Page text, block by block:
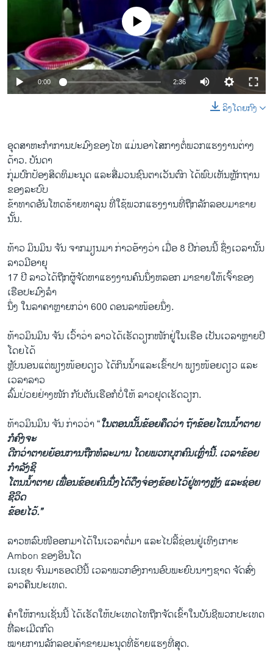
No media source currently available
0:00 2:36
ລິງໂດຍກົງ
ອຸດສາຫະກຳ​ການ​ປະມົງ​ຂອງ​ໄທ ​ແມ່ນອາ​ໄສ​ກາງ​ຕໍ່​ພວກ​ແຮງ​ງານ​ຕ່າງ​
ດ້າວ. ບັນດາ​
ກຸ່ມ​ປົກ​ປ້ອງ​ສິດທິ​ມະນຸດ ​ແລະ​ສື່​ມວນ​ຊົນ​ຕາ​ເວັນ​ຕົກ ໄດ້​ພົບ​ເຫັນ​ຫຼັກ​ຖານ
ຂອງ​ລະບົບ
ຂ້າ​ທາດອັນ​ໂຫດຮ້າຍ​ທາລຸນ​ ​ທີ່​ໃຊ້​ພວກ​ແຮງ​ງານ​ທີ່​ຖືກ​ລັກລອບ​ມາຂາຍ
ນັ້ນ.
ທ້າວ ມິນ​ມິນ ຈັນ ຈາກ​ມຽນມາ ກ່າວ​ອ້າງ​ວ່າ ​ເມື່ອ 8 ປີກ່ອນ​ນີ້ ຊຶ່ງ​ເວລາ​ນັ້ນ​
ລາວ​ມີ​ອາຍຸ
17 ປີ ລາວ​ໄດ້​ຖືກ​ຜູ້​ຈັດ​ຫາ​ແຮງ​ງານ​ຄົນ​ນຶ່ງ​ຫລອກ​ ມາ​ຂາຍ​ໃຫ້​ເຈົ້າ​ຂອງ​
ເຮືອ​ປະມົງ​ລຳ​
ນຶ່ງ ​ໃນ​ລາ​ຄາ​ຫຼາຍ​ກວ່າ 600 ດອນ​ລາ​ໜ້ອຍ​ນຶ່ງ.
ທ້າວ​ມິນ​ມິນ ຈັນ ​ເວົ້າ​ວ່າ ລາວໄດ້​ເຮັດ​ວຽກ​ໜັກ​ຢູ່​ໃນ​ເຮືອ ເປັນ​ເວລາ​ຫຼາຍ​ປີ
​ໂດຍ​ໄດ້
ຫຼັບນອນ​ແຕ່​ພຽງ​ໜ້ອຍ​ດຽວ​ ​ໄດ້​ກິນ​ນ້ຳ​ແລະເຂົ້າປາ ພຽງ​ໜ້ອຍ​ດຽວ ​ແລະ​
ເວລາ​ລາວ
ລົ້ມ​ປ່ວຍຢ່າງ​ໜັກ ກັບຕັນ​ເຮືອ​ກໍບໍ່​ໃຫ້​ ລາວຢຸດ​ເຮັດ​ວຽກ.
ທ້າ​ວມິນ​ມິນ ຈັນ ກ່າວ​ວ່າ “​ໃນ​ຕອນ​ນັ້ນຂ້ອຍ​ຄຶດ​ວ່າ ຖ້າຂ້ອຍໂຕນ​ນ້ຳ​ຕາຍ​
ກໍ​ຄົງ​ຈະ
ດີກ​ວ່າຕາຍ​ຍ້ອນການ​ຖືກ​ທໍລະມານ​ ​ໂດຍພວກ​ບຸກຄົນ​ເຫຼົ່ານີ້​. ​ເວລາ​ຂ້ອຍ​
ກຳລັງ​ຊິ​
ໂຕນ​ນ້ຳ​ຕາຍ ​ເພື່ອນ​ຂ້ອຍ​ຄົນ​ນຶ່ງ​ໄດ້ດຶງ​ຈ່ອງ​ຂ້ອຍ​ໄວ້​ຢູ່​ທາງ​ຫຼັງ ​ແລະ​ຊ່ອຍ​
ຊີວິດ
​ຂ້ອຍ​ໄວ້.”
​ລາວ​ຫລົບ​ໜີອອກ​ມາໄດ້​ໃນ​ເວລາ​ຕໍ່​ມາ ​ແລະ​ໄປ​ລີ້​ຊ່ອນ​ຢູ່​ເທິງ​ເກາະ
Ambon ຂອງ​ອິນ​ໂດ
​ເນ​ເຊຍ ຈົນ​ມາຮອດປີ​ນີ້ ​ເວລາ​ພວກ​ອົງການ​ອົບ​ພະຍົບນາໆ​ຊາດ ຈັດ​ສົ່ງ​
ລາວ​ຄືນ​ປະ​ເທດ.
ຄຳ​ໃຫ້ການ​ເຊັ່ນ​ນີ້ ​ໄດ້​ເຮັດ​ໃຫ້ປະ​ເທດ​ໄທ​ຖືກ​ຈັດ​ເຂົ້າ​ໃນ​ບັນຊີ​ພວກ​ປະ​ເທດ​
ທີ່ີລະ​ເມີດ​ກົດ
ໝາຍ​ການ​ລັກລອບ​ຄ້າຂາຍ​ມະນຸດ​ທີ່​ຮ້າຍ​ແຮງ​ທີ່​ສຸດ.